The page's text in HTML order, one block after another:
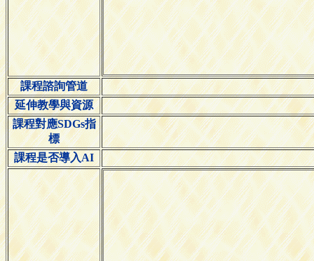
課程諮詢管道
延伸教學與資源
課程對應SDGs指
標
課程是否導入AI